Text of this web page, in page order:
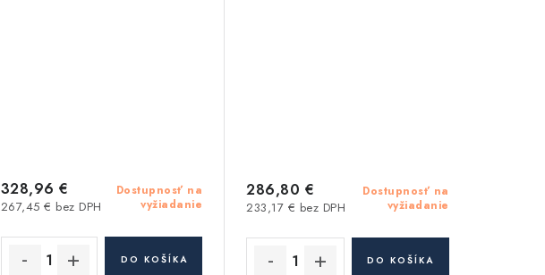
Dostupnosť na
vyžiadanie
267,45 € bez DPH
328,96 €
DO KOŠÍKA
Dostupnosť na
vyžiadanie
233,17 € bez DPH
286,80 €
DO KOŠÍKA